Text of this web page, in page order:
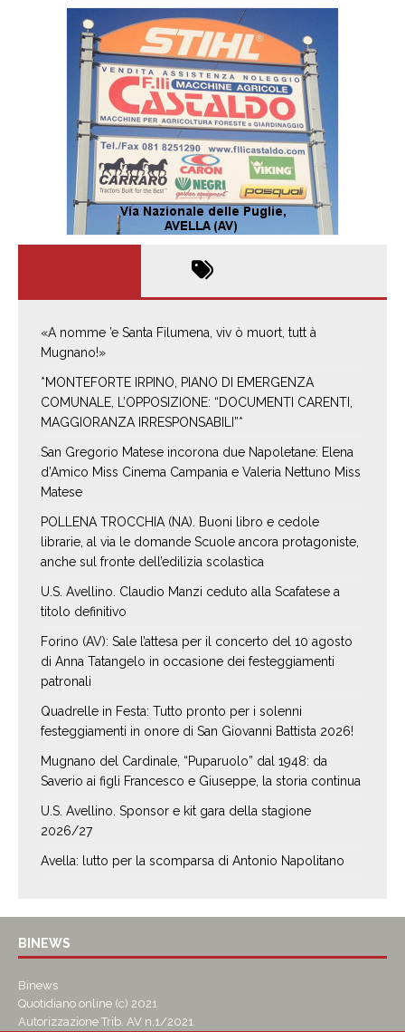
«A nomme ’e Santa Filumena, viv ò muort, tutt à
Mugnano!»
*MONTEFORTE IRPINO, PIANO DI EMERGENZA
COMUNALE, L’OPPOSIZIONE: “DOCUMENTI CARENTI,
MAGGIORANZA IRRESPONSABILI”*
San Gregorio Matese incorona due Napoletane: Elena
d’Amico Miss Cinema Campania e Valeria Nettuno Miss
Matese
POLLENA TROCCHIA (NA). Buoni libro e cedole
librarie, al via le domande Scuole ancora protagoniste,
anche sul fronte dell’edilizia scolastica
U.S. Avellino. Claudio Manzi ceduto alla Scafatese a
titolo definitivo
Forino (AV): Sale l’attesa per il concerto del 10 agosto
di Anna Tatangelo in occasione dei festeggiamenti
patronali
Quadrelle in Festa: Tutto pronto per i solenni
festeggiamenti in onore di San Giovanni Battista 2026!
Mugnano del Cardinale, “Puparuolo” dal 1948: da
Saverio ai figli Francesco e Giuseppe, la storia continua
U.S. Avellino. Sponsor e kit gara della stagione
2026/27
Avella: lutto per la scomparsa di Antonio Napolitano
BINEWS
Binews
Quotidiano online (c) 2021
Autorizzazione Trib. AV n.1/2021